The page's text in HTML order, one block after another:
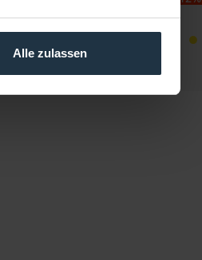
Alle zulassen
Brutto: € 5,65